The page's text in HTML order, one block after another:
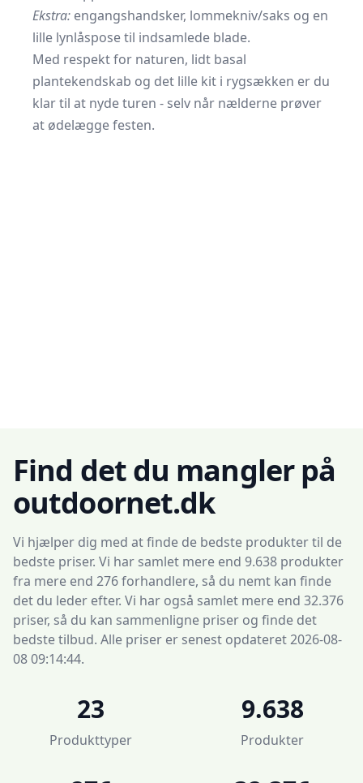
Ekstra: engangshandsker, lommekniv/saks og en
lille lynlåspose til indsamlede blade.
Med respekt for naturen, lidt basal
plantekendskab og det lille kit i rygsækken er du
klar til at nyde turen - selv når nælderne prøver
at ødelægge festen.
Find det du mangler på
outdoornet.dk
Vi hjælper dig med at finde de bedste produkter til de
bedste priser. Vi har samlet mere end 9.638 produkter
fra mere end 276 forhandlere, så du nemt kan finde
det du leder efter. Vi har også samlet mere end 32.376
priser, så du kan sammenligne priser og finde det
bedste tilbud. Alle priser er senest opdateret 2026-08-
08 09:14:44.
23
Produkttyper
9.638
Produkter